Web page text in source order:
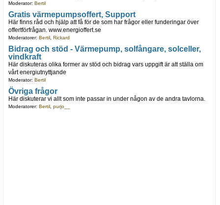
Moderator: Bertil
Gratis värmepumpsoffert, Support
Här finns råd och hjälp att få för de som har frågor eller funderingar över
offertförfrågan. www.energioffert.se
Moderatorer: Bertil, Rickard
Bidrag och stöd - Värmepump, solfångare, solceller,
vindkraft
Här diskuteras olika former av stöd och bidrag vars uppgift är att ställa om
vårt energiutnyttjande
Moderator: Bertil
Övriga frågor
Här diskuterar vi allt som inte passar in under någon av de andra tavlorna.
Moderatorer: Bertil, purjo__